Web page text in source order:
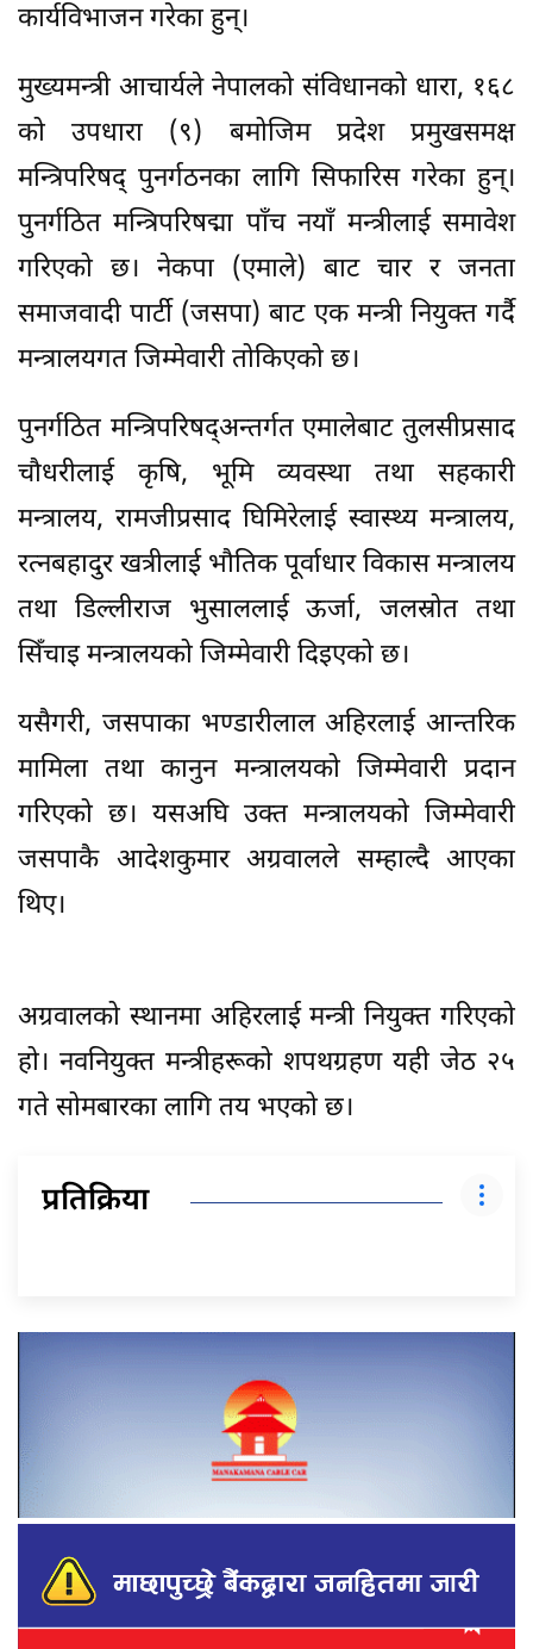
कार्यविभाजन गरेका हुन्।
मुख्यमन्त्री आचार्यले नेपालको संविधानको धारा, १६८
को उपधारा (९) बमोजिम प्रदेश प्रमुखसमक्ष
मन्त्रिपरिषद् पुनर्गठनका लागि सिफारिस गरेका हुन्।
पुनर्गठित मन्त्रिपरिषद्मा पाँच नयाँ मन्त्रीलाई समावेश
गरिएको छ। नेकपा (एमाले) बाट चार र जनता
समाजवादी पार्टी (जसपा) बाट एक मन्त्री नियुक्त गर्दै
मन्त्रालयगत जिम्मेवारी तोकिएको छ।
पुनर्गठित मन्त्रिपरिषद्अन्तर्गत एमालेबाट तुलसीप्रसाद
चौधरीलाई कृषि, भूमि व्यवस्था तथा सहकारी
मन्त्रालय, रामजीप्रसाद घिमिरेलाई स्वास्थ्य मन्त्रालय,
रत्नबहादुर खत्रीलाई भौतिक पूर्वाधार विकास मन्त्रालय
तथा डिल्लीराज भुसाललाई ऊर्जा, जलस्रोत तथा
सिँचाइ मन्त्रालयको जिम्मेवारी दिइएको छ।
यसैगरी, जसपाका भण्डारीलाल अहिरलाई आन्तरिक
मामिला तथा कानुन मन्त्रालयको जिम्मेवारी प्रदान
गरिएको छ। यसअघि उक्त मन्त्रालयको जिम्मेवारी
जसपाकै आदेशकुमार अग्रवालले सम्हाल्दै आएका
थिए।
अग्रवालको स्थानमा अहिरलाई मन्त्री नियुक्त गरिएको
हो। नवनियुक्त मन्त्रीहरूको शपथग्रहण यही जेठ २५
गते सोमबारका लागि तय भएको छ।
प्रतिक्रिया